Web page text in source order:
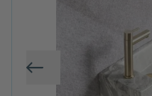
Vorige